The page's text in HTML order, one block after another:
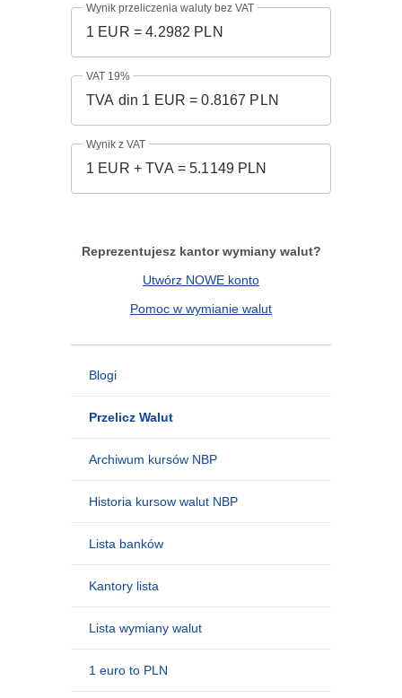
Wynik przeliczenia waluty bez VAT
VAT 19%
Wynik z VAT
Reprezentujesz kantor wymiany walut?
Utwórz NOWE konto
Pomoc w wymianie walut
Blogi
Przelicz Walut
Archiwum kursów NBP
Historia kursow walut NBP
Lista banków
Kantory lista
Lista wymiany walut
1 euro to PLN